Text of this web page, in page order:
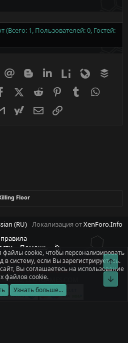
1, Пользователей: 0, Гостей:
Одноклассники
Mail.ru BloggerLinkedinLiveinternet
Livejournal
FacebookX (Twitter)
Reddit PinterestTumblr
GmailyahoomailЭлектронная почта
Floor
(RU) Локализация отXenForo.Info
Помощь
R
S
S
материалов сайта -
обязательна!
2026, ZLOYGAMES.COM
cookie, чтобы персонализировать
в систему, если Вы зарегистрируетесь.
Вы соглашаетесь на использование
файлов cookie.
Узнать больше...